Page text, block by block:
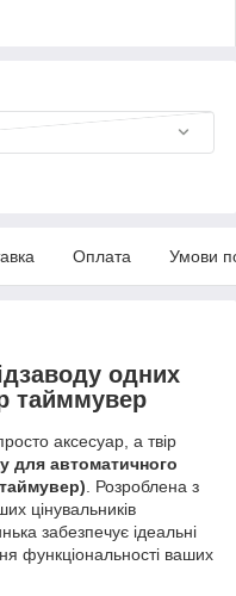
Оплата Умови
одних
тайммувер
аксесуар, а твір
для автоматичного
. Розроблена з
цінувальників
забезпечує ідеальні
функціональності ваших